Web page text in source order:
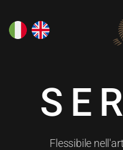
Flessibile